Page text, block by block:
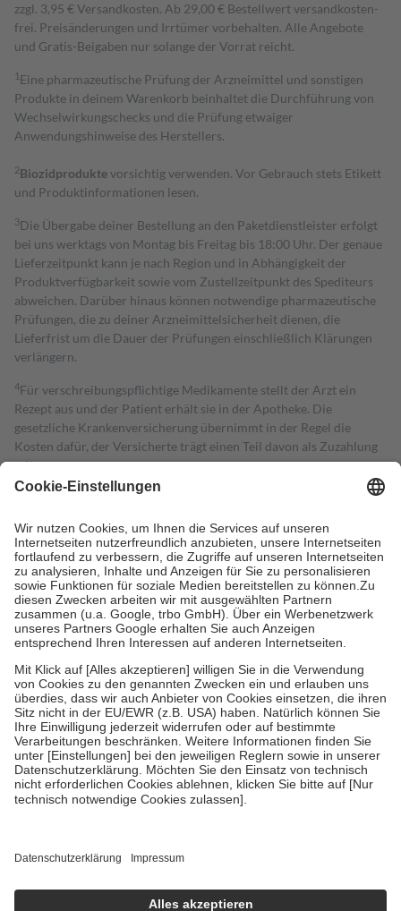
zzgl. 3,95 € Versandkosten. Ab 29,00 € Bestell­wert versand­kosten­
frei. Preisänderungen und Irrtümer vorbehalten. Alle Angebote
und Gratis-Beigaben nur solange der Vorrat reicht.
1 Eine pharmazeutische Prüfung der Arzneimittel und sonstigen
Produkte in deinem Warenkorb beinhaltet die Durchführung von
Wechselwirkungschecks und die Prüfung etwaiger
Anwendungshinweise des Herstellers.
2Biozidproduktevorsichtig verwenden. Vor Gebrauch stets Etikett
und Produktinformationen lesen.
3Die Übergabe deiner Bestellung an den Paketdienstleister erfolgt
bei uns werktags von Montag bis Freitag bis 18:00 Uhr. Der genaue
Lieferzeitpunkt kann je nach Region und in Abhängigkeit der
Produktverfügbarkeit sowie vom Zustellzeitpunkt des Spediteurs
abweichen. Darüber hinaus können notwendige pharmazeutische
Prüfungen, die zu deiner Arzneimittelsicherheit dienen, die
Lieferfrist um die Dauer der Prüfungen einschließlich Klärungen
verlängern.
4Für verschreibungspflichtige Medikamente stellt der Arzt ein
Rezept aus und der Patient erhält sie in der Apotheke. Die
gesetzliche Krankenversicherung übernimmt in der Regel die
Kosten dafür, der Versicherte trägt einen Teil davon als Zuzahlung
mit.
Grundsätzlich leisten Mitglieder Zuzahlungen in Höhe von zehn
höchstens zehn Euro.
Es sind jedoch nie mehr als die tatsächlichen
Kosten der Leistung zu entrichten.
Diese Regeln gelten grundsätzlich auch für Online-Apotheken.
Bei Heilmitteln und häuslicher Krankenpflege beträgt die
Zuzahlung zehn Prozent der Kosten sowie zehn Euro je
Verordnung.
Um das Engagement der Versicherten für ihre eigene Gesundheit zu
stärken und die besondere Stellung der Familie zu unterstützen,
fallenkeine Zuzahlungenan bei:
• Kindern und Jugendlichen bis zum vollendeten 18. Lebensjahr
mit Ausnahme der Fahrkosten
• Untersuchungen zur Vorsorge und Früherkennung, die von der
GKV getragen werden
• empfohlenen Schutzimpfungen
• Harn- und Blutteststreifen
getroffen, um sicherzustellen, dass es sich um echte Bewertungen
https://help.etrusted.com/hc/de/articles/4419944605341